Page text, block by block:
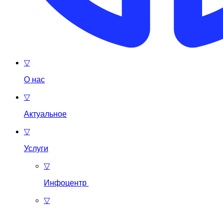
▽
О нас
▽
Актуальное
▽
Услуги
▽
Инфоцентр
▽